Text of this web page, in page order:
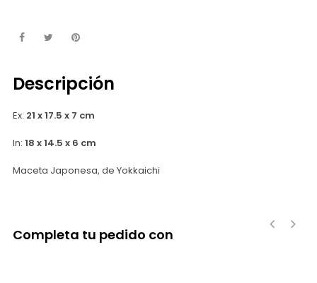
Descripción
Ex: 21 x 17.5 x 7 cm
In: 18 x 14.5 x 6 cm
Maceta Japonesa, de Yokkaichi
Completa tu pedido con